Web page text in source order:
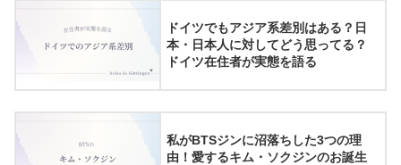
ドイツでもアジア系差別はある？日
本・日本人に対してどう思ってる？
ドイツ在住者が実態を語る
私がBTSジンに沼落ちした3つの理
由！愛するキム・ソクジンのお誕生